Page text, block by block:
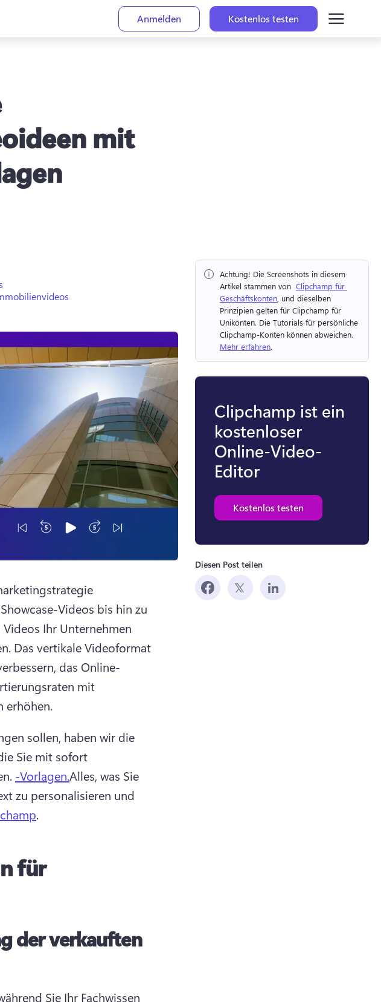
Anmelden
Kostenlos testen
mit
Videos bis hin zu
Ihr Unternehmen
Das vertikale Videoformat
das Online-
mit
erhöhen.
sollen, haben wir die
Sie mit sofort
-Vorlagen.Alles, was Sie
zu personalisieren und
.
für
der verkauften
Sie Ihr Fachwissen
Achtung! Die Screenshots in diesem
Artikel stammen von ⁠ Clipchamp für
Geschäftskonten , und dieselben
Prinzipien gelten für Clipchamp für
Unikonten. Die Tutorials für persönliche
Mehr erfahren.
Clipchamp ist ein
kostenloser
Online-Video-
Editor
Kostenlos testen
Diesen Post teilen